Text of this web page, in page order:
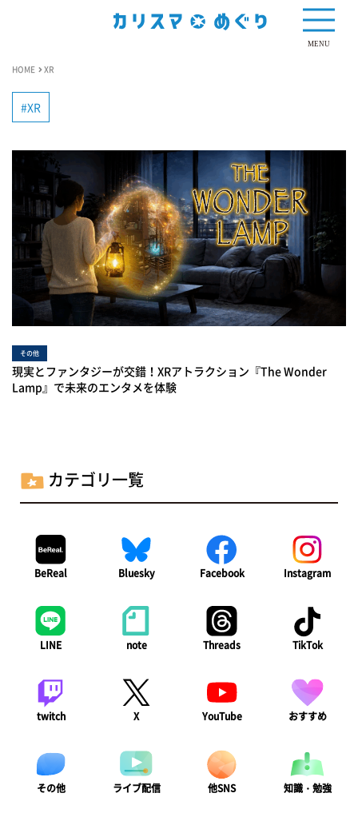
MENU
HOME XR
XR
その他
現実とファンタジーが交錯！XRアトラクション『The Wonder
Lamp』で未来のエンタメを体験
カテゴリ一覧
BeReal Bluesky Facebook Instagram
LINE note Threads TikTok
twitch X YouTube おすすめ
その他 ライブ配信 他SNS 知識・勉強